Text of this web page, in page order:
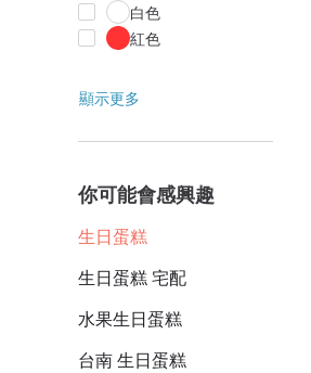
白色
紅色
顯示更多
你可能會感興趣
生日蛋糕
生日蛋糕 宅配
水果生日蛋糕
台南 生日蛋糕